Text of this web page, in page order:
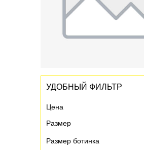
УДОБНЫЙ ФИЛЬТР
Цена
Размер
Все
Размер ботинка